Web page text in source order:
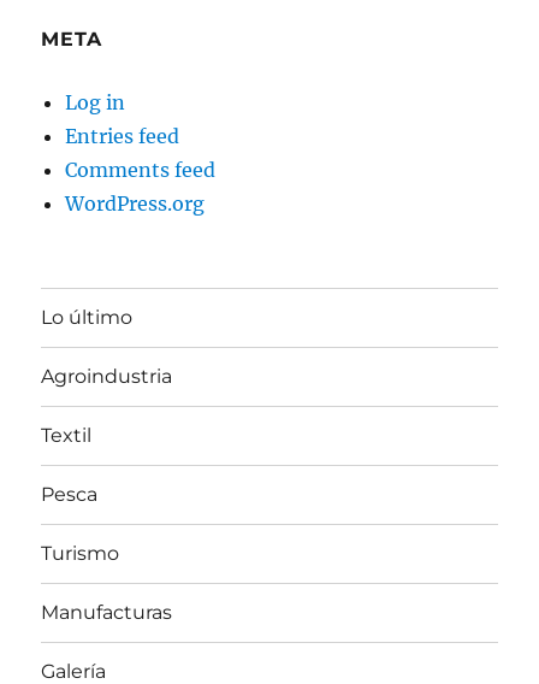
META
Log in
Entries feed
Comments feed
WordPress.org
Lo último
Agroindustria
Textil
Pesca
Turismo
Manufacturas
Galería